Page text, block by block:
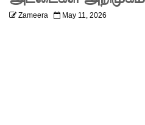
Zameera May 11, 2026